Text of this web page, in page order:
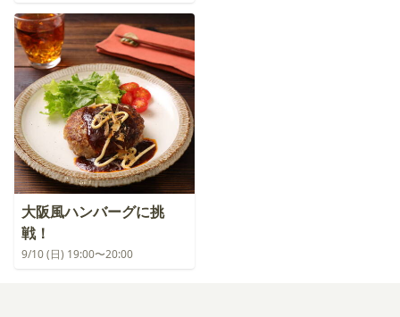
大阪風ハンバーグに挑
戦！
9/10 (日) 19:00〜20:00